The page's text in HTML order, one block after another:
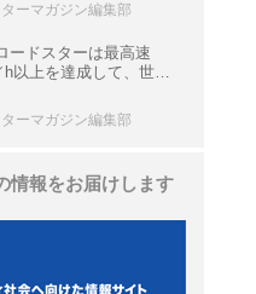
ーマガジン編集部
ードスターは最高速
h以上を達成して、世界
ニクル・完全版／
ーマガジン編集部
情報をお届けします